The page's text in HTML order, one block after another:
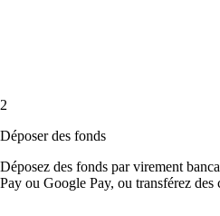
2
Déposer des fonds
Déposez des fonds par virement
Pay ou Google Pay, ou transférez